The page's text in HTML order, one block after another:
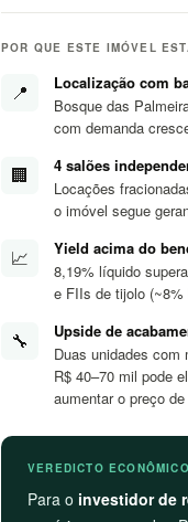
POR QUE ESTE IMÓVEL
📍
Localização com
Bosque das
com demanda
🏢
4 salões
Locações
o imóvel segue
📈
Yield acima do
8,19% líquido
e FIIs de tijolo
🔧
Upside de
Duas unidades
R$ 40–70 mil pode
aumentar o preço
VEREDICTO ECONÔMICO
Para o investidor de